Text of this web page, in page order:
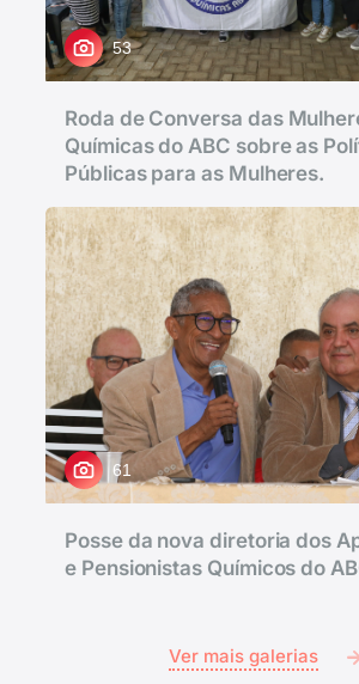
53
Roda de Conversa das
Químicas do ABC sobre as
Públicas para as Mulheres.
61
Posse da nova diretoria dos
e Pensionistas Químicos do
Ver mais galerias